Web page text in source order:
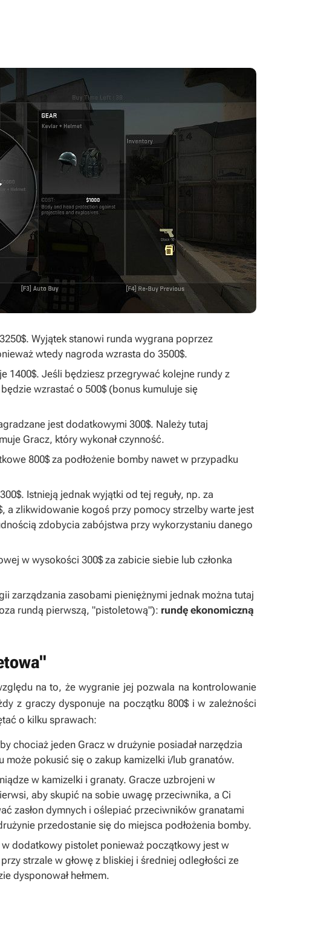
Wyjątek stanowi runda wygrana poprzez
wtedy nagroda wzrasta do 3500$.
1400$. Jeśli będziesz przegrywać kolejne rundy z
wzrastać o 500$ (bonus kumuluje się
jest dodatkowymi 300$. Należy tutaj
Gracz, który wykonał czynność.
800$ za podłożenie bomby nawet w przypadku
Istnieją jednak wyjątki od tej reguły, np. za
a zlikwidowanie kogoś przy pomocy strzelby warte jest
zdobycia zabójstwa przy wykorzystaniu danego
w wysokości 300$ za zabicie siebie lub członka
zarządzania zasobami pieniężnymi jednak można tutaj
rundą pierwszą, "pistoletową"): rundę ekonomiczną
na to, że wygranie jej pozwala na kontrolowanie
z graczy dysponuje na początku 800$ i w zależności
o kilku sprawach:
chociaż jeden Gracz w drużynie posiadał narzędzia
może pokusić się o zakup kamizelki i/lub granatów.
w kamizelki i granaty. Gracze uzbrojeni w
aby skupić na sobie uwagę przeciwnika, a Ci
zasłon dymnych i oślepiać przeciwników granatami
przedostanie się do miejsca podłożenia bomby.
dodatkowy pistolet ponieważ początkowy jest w
strzale w głowę z bliskiej i średniej odległości ze
dysponował hełmem.